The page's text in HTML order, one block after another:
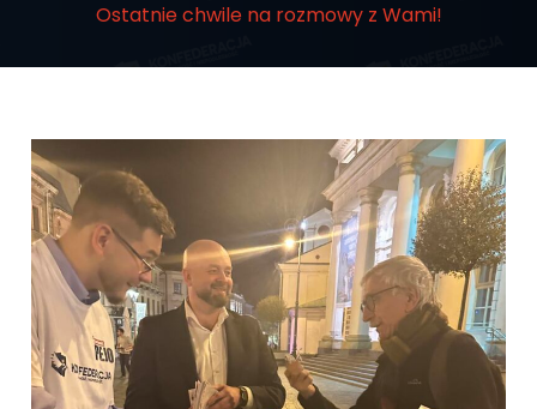
Ostatnie chwile na rozmowy z Wami!